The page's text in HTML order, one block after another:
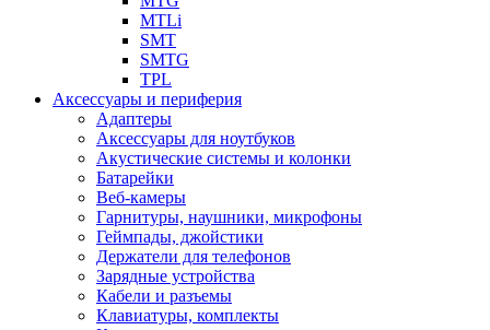
MTLi
SMT
SMTG
TPL
Аксессуары и периферия
Адаптеры
Аксессуары для ноутбуков
Акустические системы и колонки
Батарейки
Веб-камеры
Гарнитуры, наушники, микрофоны
Геймпады, джойстики
Держатели для телефонов
Зарядные устройства
Кабели и разъемы
Клавиатуры, комплекты